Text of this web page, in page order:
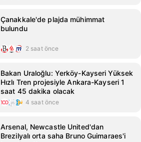
Çanakkale'de plajda mühimmat
bulundu
2 saat önce
Bakan Uraloğlu: Yerköy-Kayseri Yüksek
Hızlı Tren projesiyle Ankara-Kayseri 1
saat 45 dakika olacak
4 saat önce
Arsenal, Newcastle United'dan
Brezilyalı orta saha Bruno Guimaraes'i